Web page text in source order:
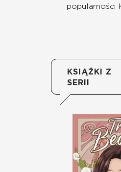
popularności
KSIĄŻKI Z
SERII